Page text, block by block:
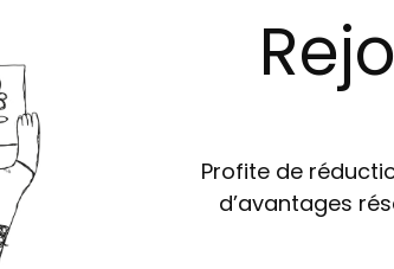
Profite de
d’avantages